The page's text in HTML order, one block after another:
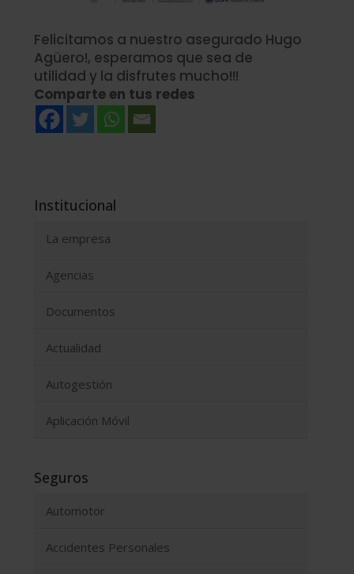
Felicitamos a nuestro asegurado Hugo
Agüero!, esperamos que sea de
utilidad y la disfrutes mucho!!!
Comparte en tus redes
Institucional
La empresa
Agencias
Documentos
Actualidad
Autogestión
Aplicación Móvil
Seguros
Automotor
Accidentes Personales